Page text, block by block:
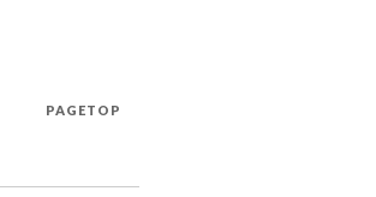
PAGETOP